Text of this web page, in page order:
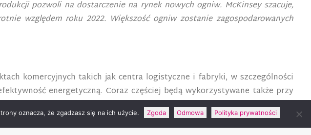
pozwoli na dostarczenie na rynek nowych ogniw. McKinsey szacuje,
względem roku 2022. Większość ogniw zostanie zagospodarowanych
komercyjnych takich jak centra logistyczne i fabryki, w szczególności
energetyczną. Coraz częściej będą wykorzystywane także przy
energią, czyli oprogramowaniu, które z roku na rok daje nam coraz
oznacza, że zgadzasz się na ich użycie. Zgoda Odmowa Polityka prywatności